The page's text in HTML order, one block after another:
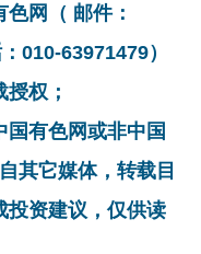
网（ 邮件：
010-63971479）
权；
国有色网或非中国
其它媒体，转载目
投资建议，仅供读